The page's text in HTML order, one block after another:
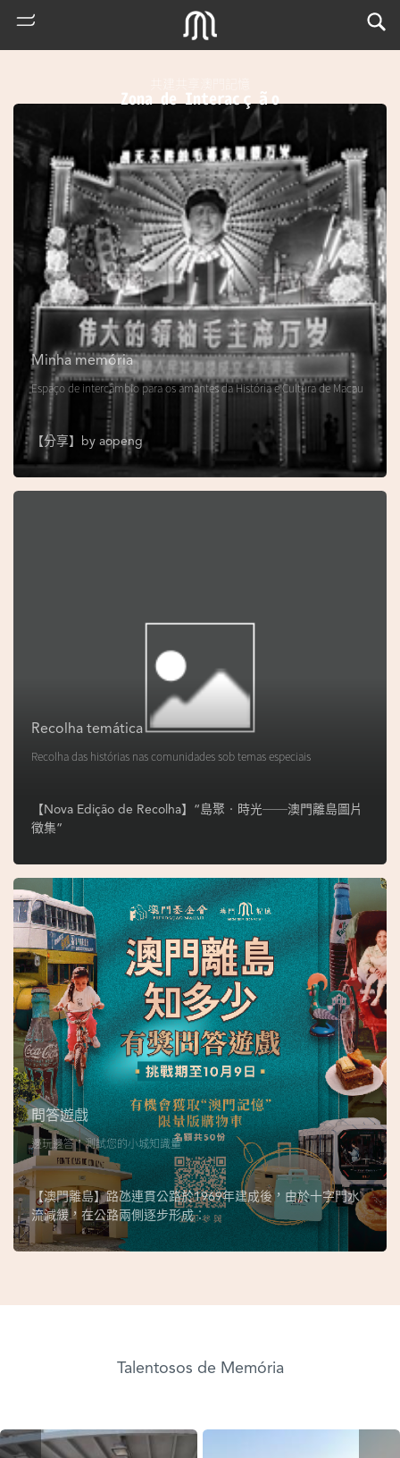
o
吳
榮
恪
Zona de Interacção
Minha memória
Espaço de intercâmbio para os amantes da História e Cultura de Macau
【分享】by aopeng
Recolha temática
Recolha das histórias nas comunidades sob temas especiais
【Nova Edição de Recolha】“島聚‧時光──澳門離島圖片
徵集”
問答遊戲
邊玩邊答，測試您的小城知識量
【澳門離島】路氹連貫公路於1969年建成後，由於十字門水
流減緩，在公路兩側逐步形成︰
Talentosos de Memória